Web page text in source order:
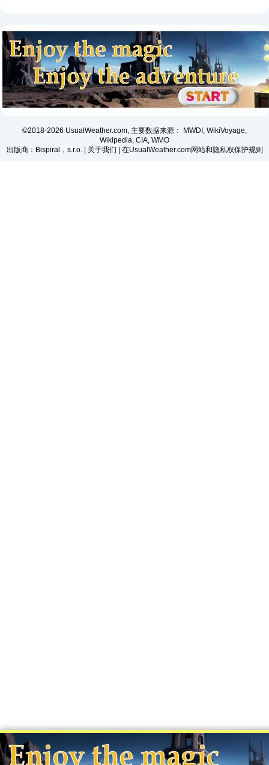
©2018-2026 UsualWeather.com, 主要数据来源： MWDI, WikiVoyage,
Wikipedia, CIA, WMO
出版商：Bispiral，s.r.o. |
关于我们 在UsualWeather.com网站和隐私权保护规则